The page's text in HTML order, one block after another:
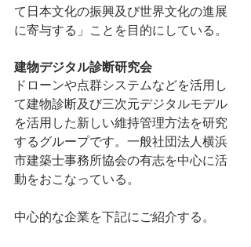
て日本文化の振興及び世界文化の進展
に寄与する」ことを目的にしている。
建物デジタル診断研究会
ドローンや点群システムなどを活用し
て建物診断及び三次元デジタルモデル
を活用した新しい維持管理方法を研究
するグループです。一般社団法人横浜
市建築士事務所協会の有志を中心に活
動をおこなっている。
中心的な企業を下記にご紹介する。